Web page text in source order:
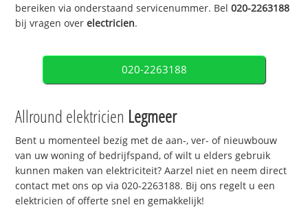
bereiken via onderstaand servicenummer. Bel020-2263188
bij vragen overelectricien.
020-2263188
Allround elektricien Legmeer
Bent u momenteel bezig met de aan-, ver- of nieuwbouw
van uw woning of bedrijfspand, of wilt u elders gebruik
kunnen maken van elektriciteit? Aarzel niet en neem direct
contact met ons op via 020-2263188. Bij ons regelt u een
elektricien of offerte snel en gemakkelijk!